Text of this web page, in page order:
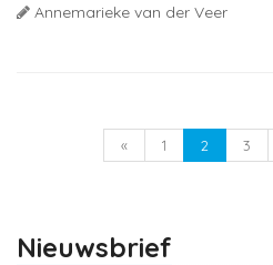
Annemarieke van der Veer
« 1 2 3
Nieuwsbrief